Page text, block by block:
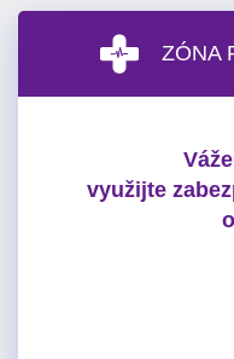
ZÓNA
využijte